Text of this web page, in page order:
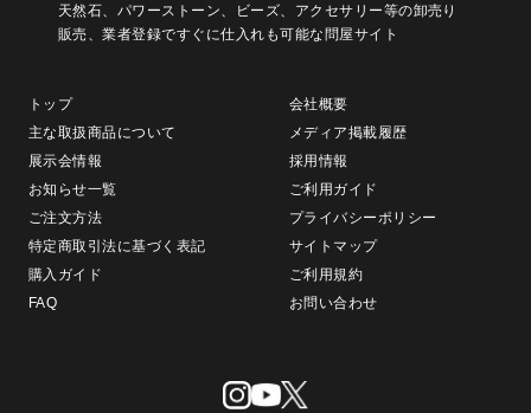
天然石、パワーストーン、ビーズ、アクセサリー等の卸売り
販売、業者登録ですぐに仕入れも可能な問屋サイト
トップ
会社概要
主な取扱商品について
メディア掲載履歴
展示会情報
採用情報
お知らせ一覧
ご利用ガイド
ご注文方法
プライバシーポリシー
特定商取引法に基づく表記
サイトマップ
購入ガイド
ご利用規約
FAQ
お問い合わせ